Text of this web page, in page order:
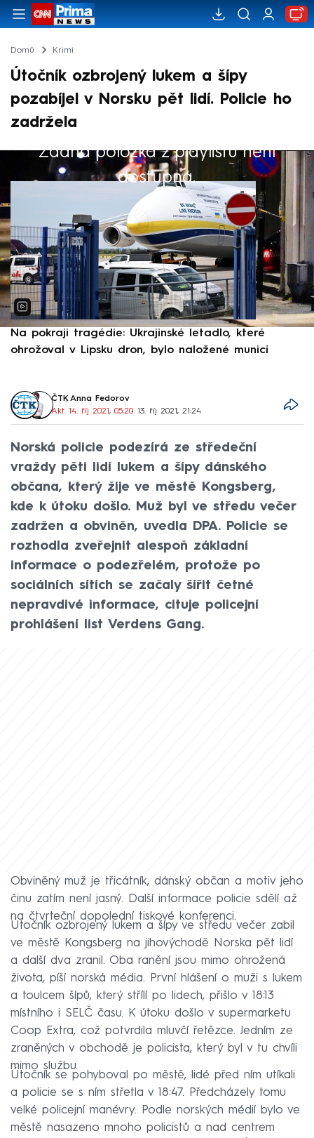
Domů Krimi
Útočník ozbrojený lukem a šípy
pozabíjel v Norsku pět lidí. Policie ho
zadržela
Žádná položka z playlistu není
dostupná.
Výběr redakce
Na pokraji tragédie: Ukrajinské letadlo, které
ohrožoval v Lipsku dron, bylo naložené municí
ČTK, Anna Fedorov
Akt. 14. říj 2021, 05:20• 13. říj 2021, 21:24
Norská policie podezírá ze středeční
vraždy pěti lidí lukem a šípy dánského
občana, který žije ve městě Kongsberg,
kde k útoku došlo. Muž byl ve středu večer
zadržen a obviněn, uvedla DPA. Policie se
rozhodla zveřejnit alespoň základní
informace o podezřelém, protože po
sociálních sítích se začaly šířit četné
nepravdivé informace, cituje policejní
prohlášení list Verdens Gang.
Obviněný muž je třicátník, dánský občan a motiv jeho
činu zatím není jasný. Další informace policie sdělí až
na čtvrteční dopolední tiskové konferenci.
Útočník ozbrojený lukem a šípy ve středu večer zabil
ve městě Kongsberg na jihovýchodě Norska pět lidí
a další dva zranil. Oba ranění jsou mimo ohrožená
života, píší norská média. První hlášení o muži s lukem
a toulcem šípů, který střílí po lidech, přišlo v 18:13
místního i SELČ času. K útoku došlo v supermarketu
Coop Extra, což potvrdila mluvčí řetězce. Jedním ze
zraněných v obchodě je policista, který byl v tu chvíli
mimo službu.
Útočník se pohyboval po městě, lidé před ním utíkali
a policie se s ním střetla v 18:47. Předcházely tomu
velké policejní manévry. Podle norských médií bylo ve
městě nasazeno mnoho policistů a nad centrem